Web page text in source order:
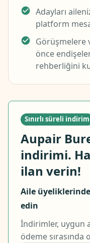
Adayları
platform
Görüşmelere
önce
rehberliğini
Sınırlı süreli indirim
Aupair
indirimi.
ilan verin!
Aile
edin
İndirimler, uygun
ödeme sırasında